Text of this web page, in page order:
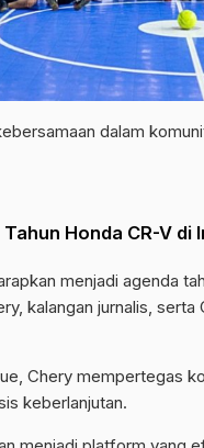
dalam
Honda CR-V di
menjadi agenda
kalangan jurnalis,
Chery mempertegas
keberlanjutan.